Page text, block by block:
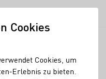
in Asien:
Cookies
Cookies, um
Erlebnis zu bieten.